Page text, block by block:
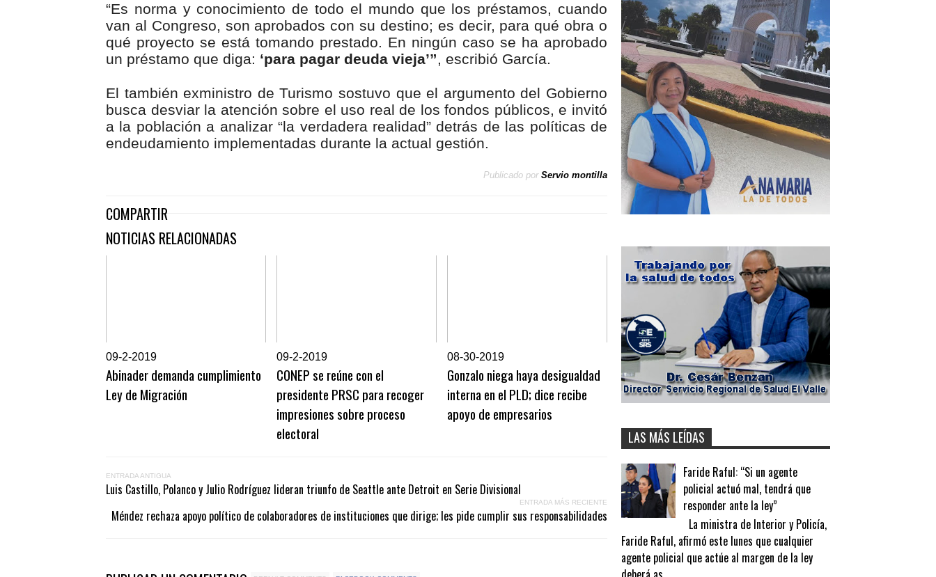
“Es norma y conocimiento de todo el mundo que los préstamos, cuando
van al Congreso, son aprobados con su destino; es decir, para qué obra o
qué proyecto se está tomando prestado. En ningún caso se ha aprobado
un préstamo que diga: ‘para pagar deuda vieja’”, escribió García.
El también exministro de Turismo sostuvo que el argumento del Gobierno
busca desviar la atención sobre el uso real de los fondos públicos, e invitó
a la población a analizar “la verdadera realidad” detrás de las políticas de
endeudamiento implementadas durante la actual gestión.
Publicado por Servio montilla
COMPARTIR
NOTICIAS RELACIONADAS
09-2-2019
Abinader demanda cumplimiento
Ley de Migración
09-2-2019
CONEP se reúne con el
presidente PRSC para recoger
impresiones sobre proceso
electoral
08-30-2019
Gonzalo niega haya desigualdad
interna en el PLD; dice recibe
apoyo de empresarios
ENTRADA ANTIGUA
Luis Castillo, Polanco y Julio Rodríguez lideran triunfo de Seattle ante Detroit en Serie Divisional
ENTRADA MÁS RECIENTE
Méndez rechaza apoyo político de colaboradores de instituciones que dirige; les pide cumplir sus responsabilidades
LAS MÁS LEÍDAS
Faride Raful: “Si un agente
policial actuó mal, tendrá que
responder ante la ley”
La ministra de Interior y Policía,
Faride Raful, afirmó este lunes que cualquier
agente policial que actúe al margen de la ley